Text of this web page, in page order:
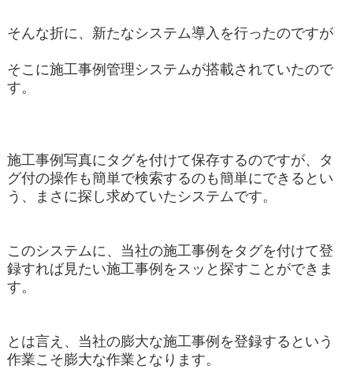
そんな折に、新たなシステム導入を行ったのですが
そこに施工事例管理システムが搭載されていたので
す。
施工事例写真にタグを付けて保存するのですが、タ
グ付の操作も簡単で検索するのも簡単にできるとい
う、まさに探し求めていたシステムです。
このシステムに、当社の施工事例をタグを付けて登
録すれば見たい施工事例をスッと探すことができま
す。
とは言え、当社の膨大な施工事例を登録するという
作業こそ膨大な作業となります。